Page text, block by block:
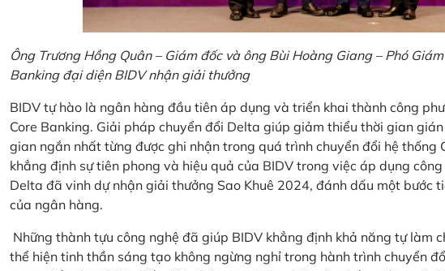
Ông Trương Hồng Quân – Giám đốc và ông Bùi Hoàng Giang – Phó
Banking đại diện BIDV nhận giải thưởng
BIDV tự hào là ngân hàng đầu tiên áp dụng và triển khai thành công
Core Banking. Giải pháp chuyển đổi Delta giúp giảm thiểu thời gian
gian ngắn nhất từng được ghi nhận trong quá trình chuyển đổi hệ thống
khẳng định sự tiên phong và hiệu quả của BIDV trong việc áp dụng
Delta đã vinh dự nhận giải thưởng Sao Khuê 2024, đánh dấu một bước
của ngân hàng.
Những thành tựu công nghệ đã giúp BIDV khẳng định khả năng tự làm
thể hiện tinh thần sáng tạo không ngừng nghỉ trong hành trình chuyển